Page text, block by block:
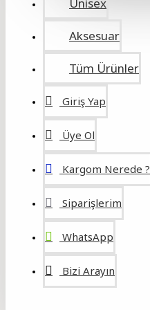
Aksesuar
Tüm Ürünler
Giriş Yap
Üye Ol
Kargom Nerede ?
Siparişlerim
WhatsApp
Bizi Arayın